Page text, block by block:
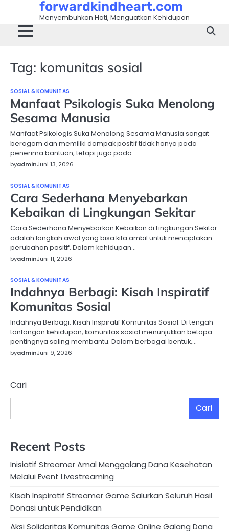
content
forwardkindheart.com
Menyembuhkan Hati, Menguatkan Kehidupan
Tag: komunitas sosial
SOSIAL & KOMUNITAS
Manfaat Psikologis Suka Menolong
Sesama Manusia
Manfaat Psikologis Suka Menolong Sesama Manusia sangat
beragam dan memiliki dampak positif tidak hanya pada
penerima bantuan, tetapi juga pada…
byadminJuni 13, 2026
SOSIAL & KOMUNITAS
Cara Sederhana Menyebarkan
Kebaikan di Lingkungan Sekitar
Cara Sederhana Menyebarkan Kebaikan di Lingkungan Sekitar
adalah langkah awal yang bisa kita ambil untuk menciptakan
perubahan positif. Dalam kehidupan…
byadminJuni 11, 2026
SOSIAL & KOMUNITAS
Indahnya Berbagi: Kisah Inspiratif
Komunitas Sosial
Indahnya Berbagi: Kisah Inspiratif Komunitas Sosial. Di tengah
tantangan kehidupan, komunitas sosial menunjukkan betapa
pentingnya saling membantu. Dalam berbagai bentuk,…
byadminJuni 9, 2026
Cari
Cari
Recent Posts
Inisiatif Streamer Amal Menggalang Dana Kesehatan
Melalui Event Livestreaming
Kisah Inspiratif Streamer Game Salurkan Seluruh Hasil
Donasi untuk Pendidikan
Aksi Solidaritas Komunitas Game Online Galang Dana